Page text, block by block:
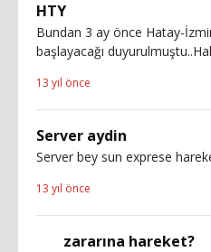
HTY
Bundan 3 ay önce Hatay-
başlayacağı
13 yıl önce
Server aydin
Server bey sun exprese
13 yıl önce
zararına hareket?